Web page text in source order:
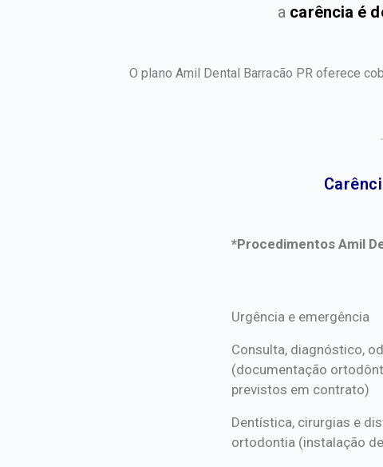
a carência é
O plano Amil Dental Barracão PR oferece
*Procedimentos Amil
*Procedimentos Amil
Urgência e emergência
Consulta, diagnóstico,
(documentação
previstos em contrato)
Dentística, cirurgias e
ortodontia (instalação